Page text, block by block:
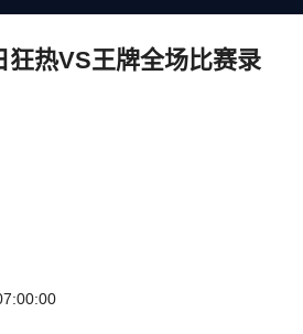
狂热VS王牌全场比赛录